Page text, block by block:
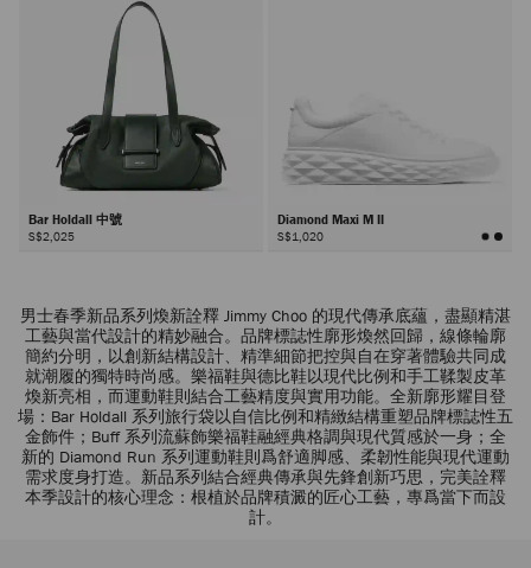
Bar Holdall 中號
S$2,025
Diamond Maxi M II
S$1,020
頁
男士春季新品系列煥新詮釋 Jimmy Choo 的現代傳承底蘊，盡顯精湛
工藝與當代設計的精妙融合。品牌標誌性廓形煥然回歸，線條輪廓
簡約分明，以創新結構設計、精準細節把控與自在穿著體驗共同成
就潮履的獨特時尚感。樂福鞋與德比鞋以現代比例和手工鞣製皮革
煥新亮相，而運動鞋則結合工藝精度與實用功能。全新廓形耀目登
場：Bar Holdall 系列旅行袋以自信比例和精緻結構重塑品牌標誌性五
金飾件；Buff 系列流蘇飾樂福鞋融經典格調與現代質感於一身；全
新的 Diamond Run 系列運動鞋則爲舒適脚感、柔韌性能與現代運動
需求度身打造。新品系列結合經典傳承與先鋒創新巧思，完美詮釋
本季設計的核心理念：根植於品牌積澱的匠心工藝，專爲當下而設
計。